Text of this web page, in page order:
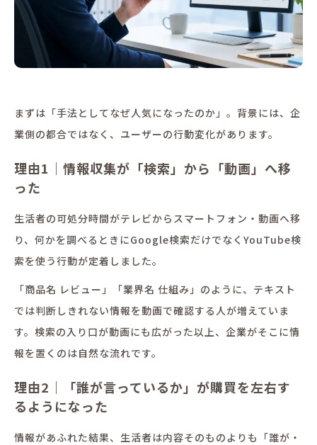
まずは「手法としてなぜ人気になったのか」。背景には、企
業側の都合ではなく、ユーザーの行動変化があります。
理由1｜情報収集が「検索」から「動画」へ移
った
生活者の可処分時間がテレビからスマートフォン・動画へ移
り、何かを調べるときにGoogle検索だけでなくYouTube検
索を使う行動が定着しました。
「商品名 レビュー」「業界名 仕組み」のように、テキスト
では判断しきれない情報を動画で確認する人が増えていま
す。検索の入り口が動画にも広がった以上、企業がそこに情
報を置くのは自然な流れです。
理由2｜「誰が言っているか」が購買を左右す
るようになった
情報があふれた結果、生活者は内容そのものよりも「誰が・